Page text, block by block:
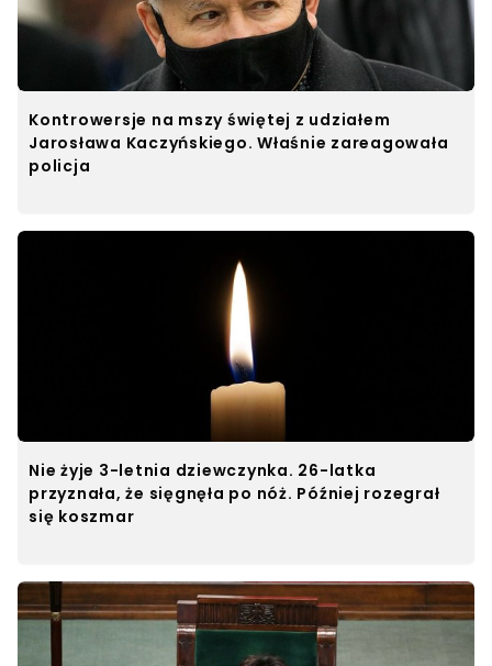
Kontrowersje na mszy świętej z udziałem
Jarosława Kaczyńskiego. Właśnie zareagowała
policja
Nie żyje 3-letnia dziewczynka. 26-latka
przyznała, że sięgnęła po nóż. Później rozegrał
się koszmar